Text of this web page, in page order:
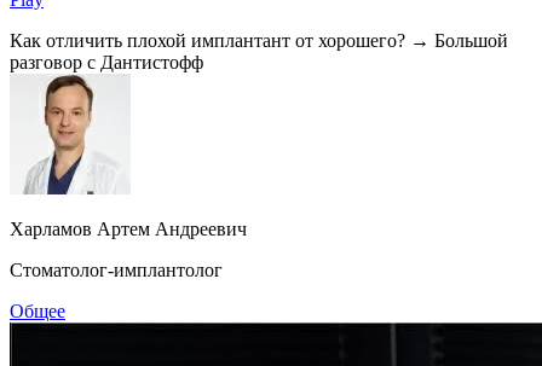
Как отличить плохой имплантант от хорошего? → Большой
разговор с Дантистофф
Харламов Артем Андреевич
Стоматолог-имплантолог
Общее